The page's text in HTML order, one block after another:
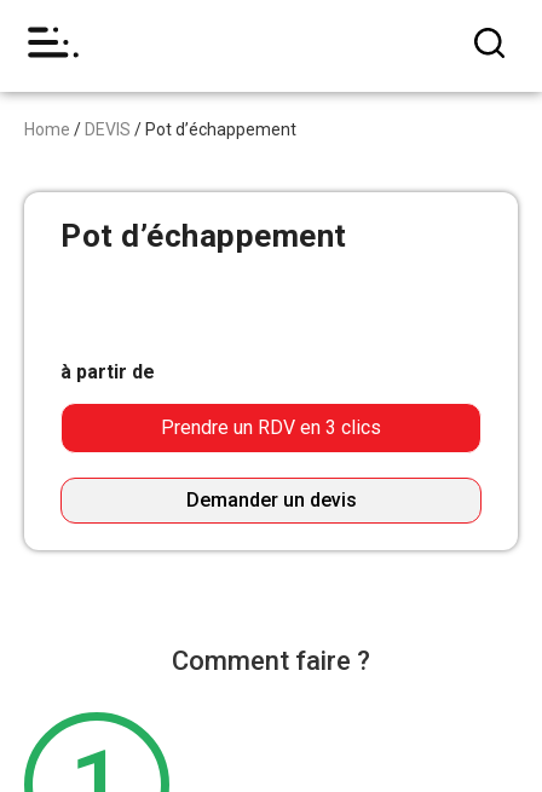
Home / DEVIS / Pot d’échappement
Pot d’échappement
à partir de
Prendre un RDV en 3 clics
Demander un devis
Comment faire ?